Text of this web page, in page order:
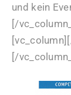
und kein
[/
[/